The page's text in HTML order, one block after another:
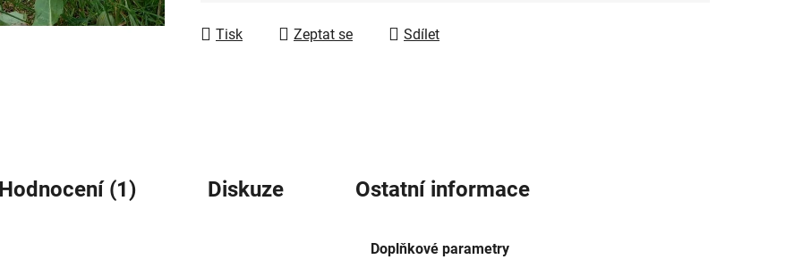
Tisk Zeptat se Sdílet
Hodnocení (1) Diskuze Ostatní informace
Doplňkové parametry